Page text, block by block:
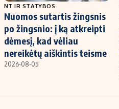
NT IR STATYBOS
Nuomos sutartis žingsnis
po žingsnio: į ką atkreipti
dėmesį, kad vėliau
nereikėtų aiškintis teisme
2026-08-05